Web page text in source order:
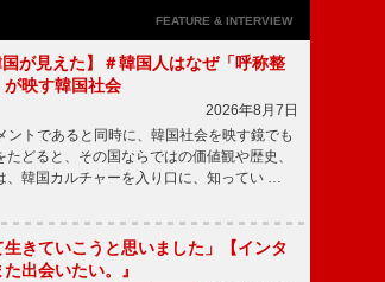
FEATURE & INTERVIEW
が見えた】＃韓国人はなぜ「呼称整
映す韓国社会
2026年8月7日
トであると同時に、韓国社会を映す鏡でも
どると、その国ならではの価値観や歴史、
、韓国カルチャーを入り口に、知ってい …
きていこうと思いました」【インタ
出会いたい。』